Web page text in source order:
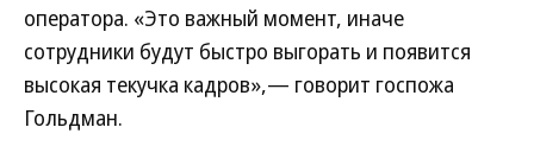
оператора. «Это важный момент, иначе
сотрудники будут быстро выгорать и появится
высокая текучка кадров»,— говорит госпожа
Гольдман.